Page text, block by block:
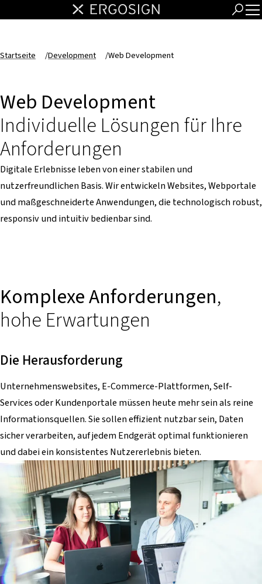
Startseite /Development /Web Development
Web Development
Individuelle Lösungen für Ihre
Anforderungen
Digitale Erlebnisse leben von einer stabilen und
nutzerfreundlichen Basis. Wir entwickeln Websites, Webportale
und maßgeschneiderte Anwendungen, die technologisch robust,
responsiv und intuitiv bedienbar sind.
Komplexe Anforderungen,
hohe Erwartungen
Die Herausforderung
Unternehmenswebsites, E-Commerce-Plattformen, Self-
Services oder Kundenportale müssen heute mehr sein als reine
Informationsquellen. Sie sollen effizient nutzbar sein, Daten
sicher verarbeiten, auf jedem Endgerät optimal funktionieren
und dabei ein konsistentes Nutzererlebnis bieten.